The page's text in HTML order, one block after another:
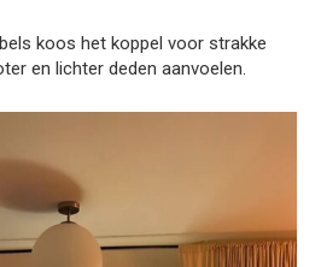
koos het koppel voor strakke
en lichter deden aanvoelen.